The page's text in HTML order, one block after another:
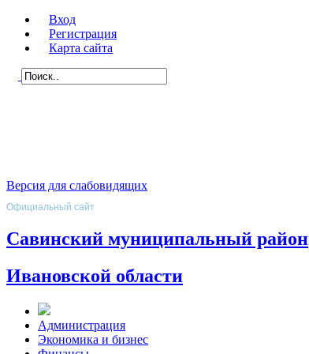
Вход
Регистрация
Карта сайта
Версия для слабовидящих
Официальный сайт
Савинский муниципальный район
Ивановской области
Администрация
Экономика и бизнес